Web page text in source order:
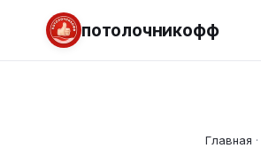
потолочникофф
Главная ·